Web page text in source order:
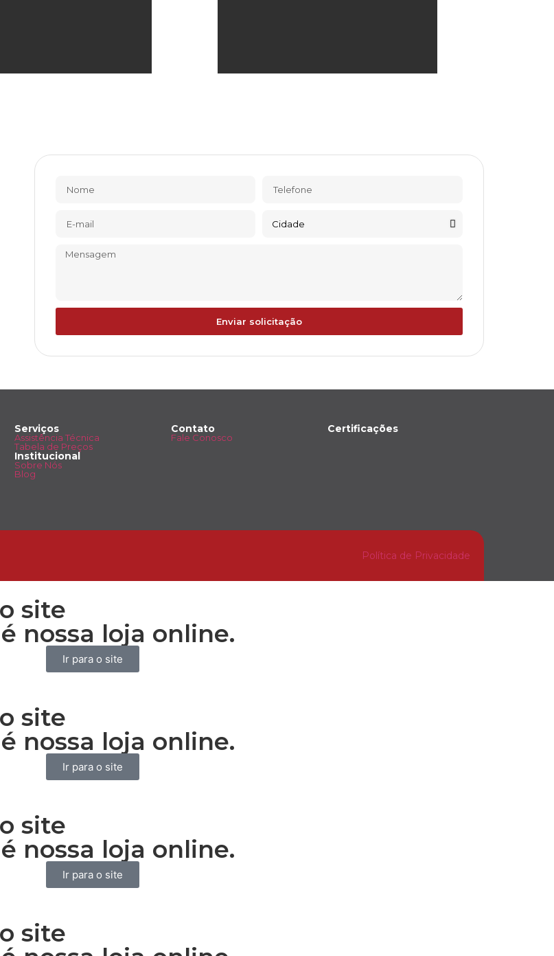
Enviar solicitação
Serviços
Assistência Técnica
Tabela de Preços
Institucional
Sobre Nós
Blog
Contato
Fale Conosco
Certificações
Política de Privacidade
site
nossa loja online.
Ir para o site
site
nossa loja online.
Ir para o site
site
nossa loja online.
Ir para o site
site